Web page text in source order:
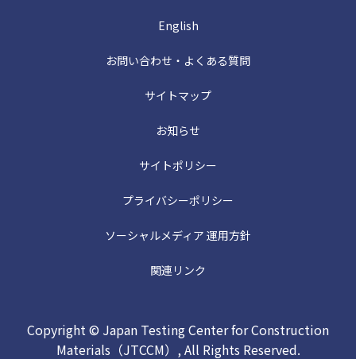
English
お問い合わせ・よくある質問
サイトマップ
お知らせ
サイトポリシー
プライバシーポリシー
ソーシャルメディア 運用方針
関連リンク
Copyright © Japan Testing Center for Construction
Materials（JTCCM）, All Rights Reserved.